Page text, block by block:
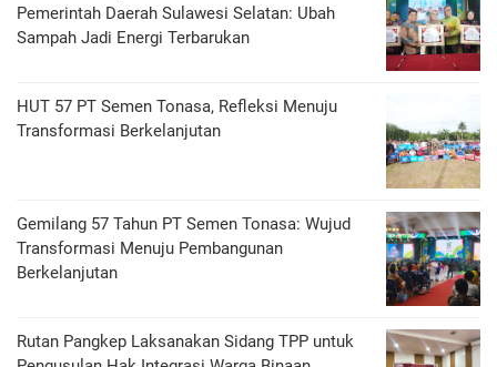
Pemerintah Daerah Sulawesi Selatan: Ubah
Sampah Jadi Energi Terbarukan
HUT 57 PT Semen Tonasa, Refleksi Menuju
Transformasi Berkelanjutan
Gemilang 57 Tahun PT Semen Tonasa: Wujud
Transformasi Menuju Pembangunan
Berkelanjutan
Rutan Pangkep Laksanakan Sidang TPP untuk